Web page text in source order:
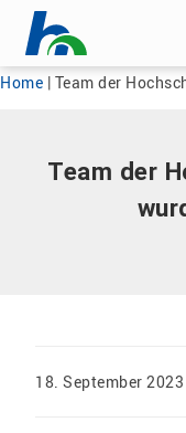
Menü überspringen
Menü überspringen
Home | Team der
Team der
18. September 2023